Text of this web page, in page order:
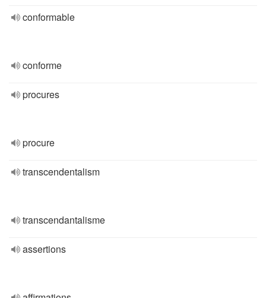
conformable
conforme
procures
procure
transcendentalism
transcendantalisme
assertions